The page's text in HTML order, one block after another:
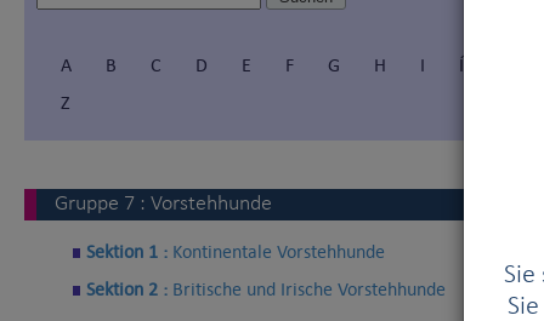
Sie
A B C D E F G H I Í
Z
Gruppe 7 : Vorstehhunde
Sektion 1 : Kontinentale Vorstehhunde
Sektion 2 : Britische und Irische Vorstehhunde